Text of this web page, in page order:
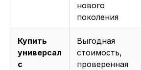
нового
поколения
Купить
универсал
с
Выгодная
стоимость,
проверенная